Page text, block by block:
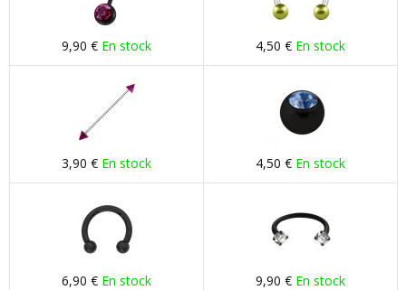
9,90 € En stock 4,50 € En stock
3,90 € En stock 4,50 € En stock
6,90 € En stock 9,90 € En stock